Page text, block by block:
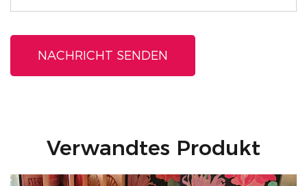
Verwandtes Produkt